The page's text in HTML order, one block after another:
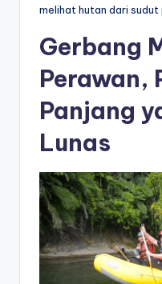
melihat hutan dari sudut
Gerbang
Perawan,
Panjang
Lunas